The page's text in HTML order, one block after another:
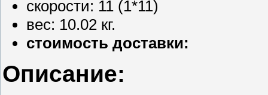
скорости: 11 (1*11)
вес: 10.02 кг.
стоимость доставки:
Описание: